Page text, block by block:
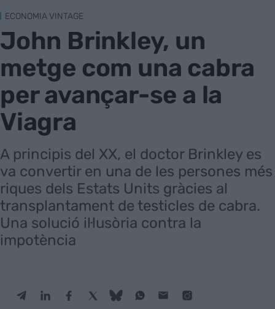
ECONOMIA VINTAGE
John Brinkley, un
metge com una cabra
per avançar-se a la
Viagra
A principis del XX, el doctor Brinkley es
va convertir en una de les persones més
riques dels Estats Units gràcies al
transplantament de testicles de cabra.
Una solució il·lusòria contra la
impotència